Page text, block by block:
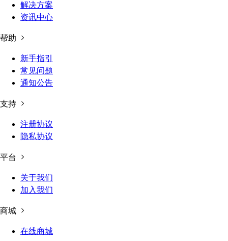
解决方案
资讯中心
帮助
新手指引
常见问题
通知公告
支持
注册协议
隐私协议
平台
关于我们
加入我们
商城
在线商城